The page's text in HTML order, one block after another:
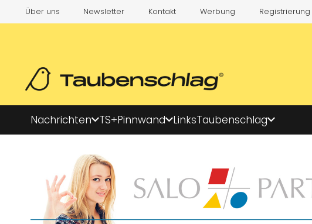
Über uns Newsletter Kontakt Werbung Registrierung
Nachrichten TS+Pinnwand LinksTaubenschlag